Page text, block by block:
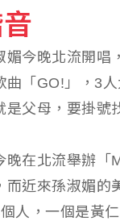
美智庫：北京研
媚今晚北流開唱
曲「GO!」，3
是父母，要掛號
晚在北流舉辦「
而近來孫淑媚的
人，一個是黃